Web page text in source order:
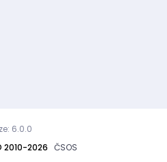
2026 ČSOS
6.0.0